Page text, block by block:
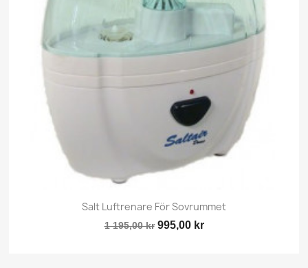
Salt Luftrenare För Sovrummet
1 195,00 kr 995,00 kr